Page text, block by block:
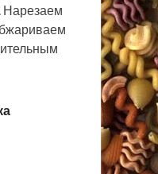
Нарезаем